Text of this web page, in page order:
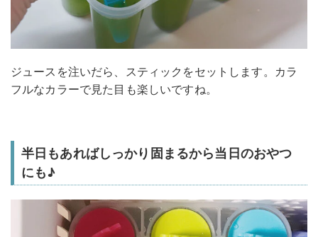
ジュースを注いだら、スティックをセットします。カラ
フルなカラーで見た目も楽しいですね。
半日もあればしっかり固まるから当日のおやつ
にも♪